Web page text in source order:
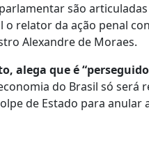
são
o relator da ação penal
Alexandre de Moraes.
alega que é
do Brasil só será
de Estado para anular